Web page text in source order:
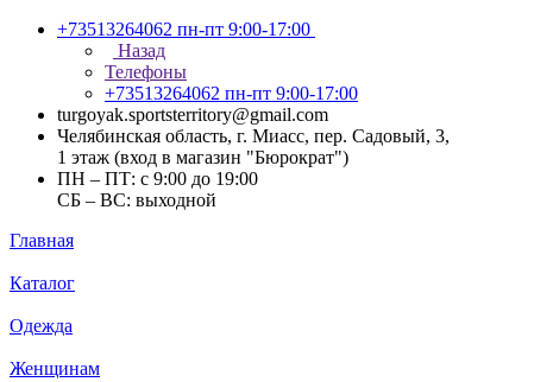
+73513264062 пн-пт 9:00-17:00
Назад
Телефоны
+73513264062 пн-пт 9:00-17:00
turgoyak.sportsterritory@gmail.com
Челябинская область, г. Миасс, пер. Садовый, 3,
1 этаж (вход в магазин "Бюрократ")
ПН – ПТ: с 9:00 до 19:00
СБ – ВС: выходной
Главная
Каталог
Одежда
Женщинам